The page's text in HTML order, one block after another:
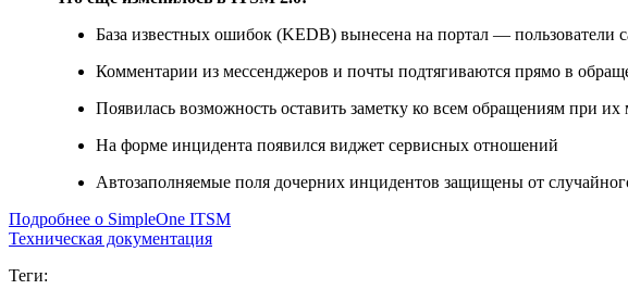
База известных ошибок (KEDB) вынесена на портал — пользователи
Комментарии из мессенджеров и почты подтягиваются прямо в
Появилась возможность оставить заметку ко всем обращениям при
На форме инцидента появился виджет сервисных отношений
Автозаполняемые поля дочерних инцидентов защищены от
Подробнее о SimpleOne ITSM
Техническая документация
Теги: